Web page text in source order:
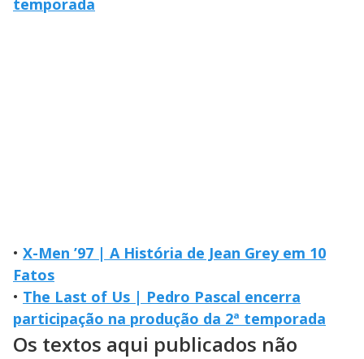
temporada
• X-Men ’97 | A História de Jean Grey em 10
Fatos
• The Last of Us | Pedro Pascal encerra
participação na produção da 2ª temporada
Os textos aqui publicados não